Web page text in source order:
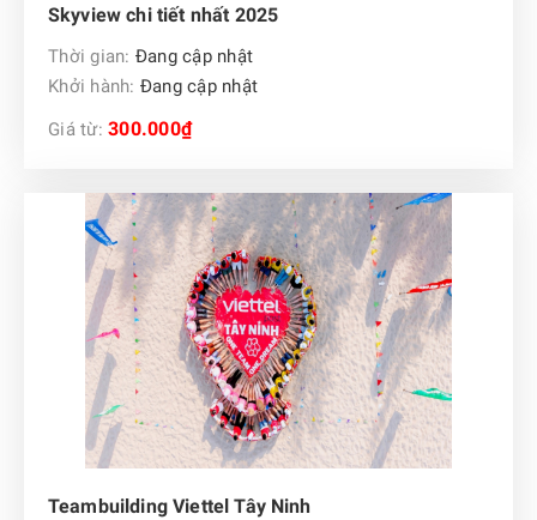
Skyview chi tiết nhất 2025
Thời gian: Đang cập nhật
Khởi hành: Đang cập nhật
Giá từ: 300.000₫
Teambuilding Viettel Tây Ninh